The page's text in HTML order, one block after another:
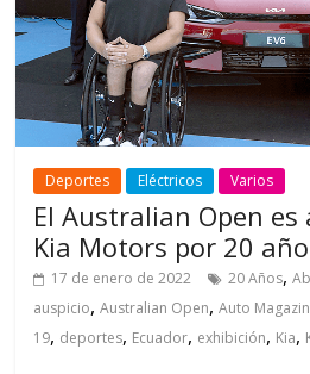
Deportes Eléctricos Varios
El Australian Open
Kia Motors por 20
17 de enero de 2022 20 Años,
auspicio,Australian Open,Auto
19, deportes, Ecuador, exhibición, Kia,